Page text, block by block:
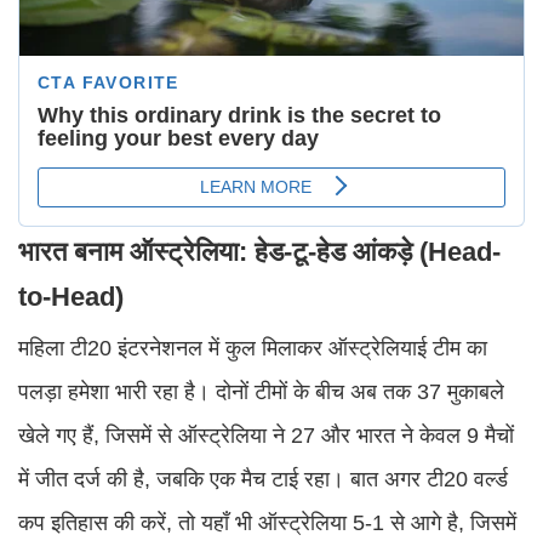
भारत बनाम ऑस्ट्रेलिया: हेड-टू-हेड आंकड़े (Head-
to-Head)
महिला टी20 इंटरनेशनल में कुल मिलाकर ऑस्ट्रेलियाई टीम का
पलड़ा हमेशा भारी रहा है। दोनों टीमों के बीच अब तक 37 मुकाबले
खेले गए हैं, जिसमें से ऑस्ट्रेलिया ने 27 और भारत ने केवल 9 मैचों
में जीत दर्ज की है, जबकि एक मैच टाई रहा। बात अगर टी20 वर्ल्ड
कप इतिहास की करें, तो यहाँ भी ऑस्ट्रेलिया 5-1 से आगे है, जिसमें